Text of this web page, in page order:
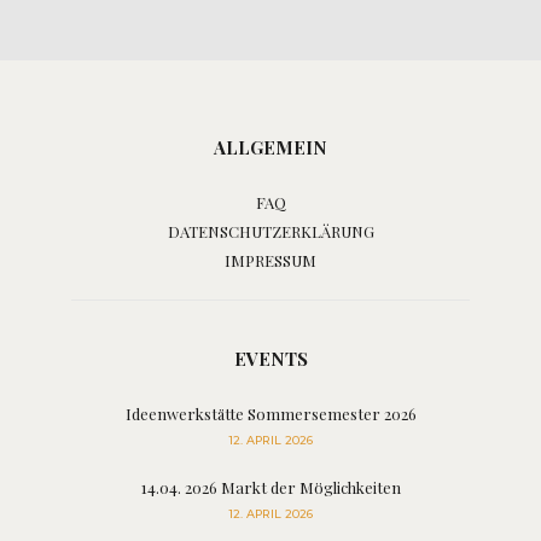
ALLGEMEIN
FAQ
DATENSCHUTZERKLÄRUNG
IMPRESSUM
EVENTS
Ideenwerkstätte Sommersemester 2026
12. APRIL 2026
14.04. 2026 Markt der Möglichkeiten
12. APRIL 2026